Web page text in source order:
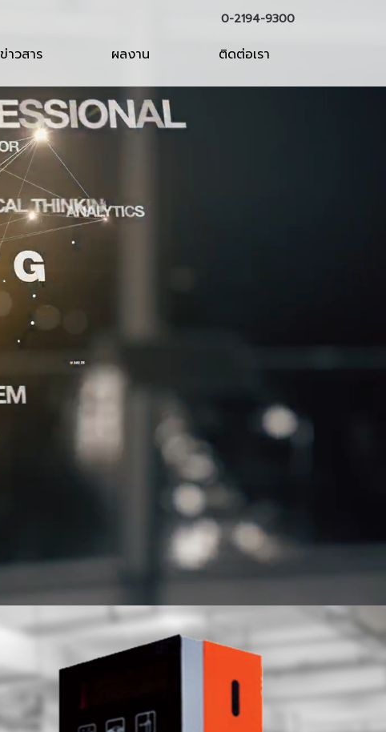
0-2194-9300
ข่าวสาร ผลงาน ติดต่อเรา